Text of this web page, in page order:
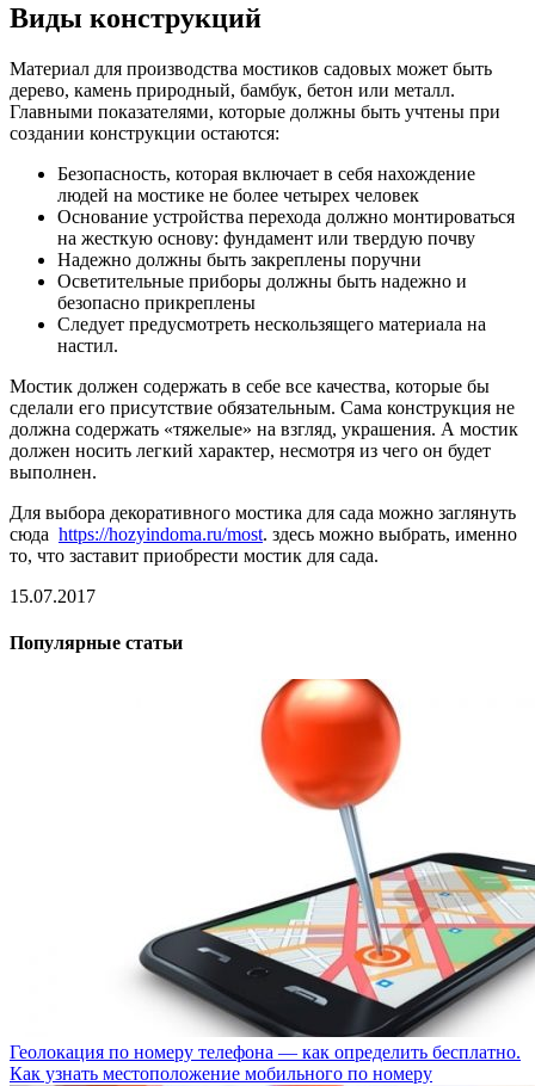
Виды конструкций
Материал для производства мостиков садовых может быть
дерево, камень природный, бамбук, бетон или металл.
Главными показателями, которые должны быть учтены при
создании конструкции остаются:
Безопасность, которая включает в себя нахождение
людей на мостике не более четырех человек
Основание устройства перехода должно монтироваться
на жесткую основу: фундамент или твердую почву
Надежно должны быть закреплены поручни
Осветительные приборы должны быть надежно и
безопасно прикреплены
Следует предусмотреть нескользящего материала на
настил.
Мостик должен содержать в себе все качества, которые бы
сделали его присутствие обязательным. Сама конструкция не
должна содержать «тяжелые» на взгляд, украшения. А мостик
должен носить легкий характер, несмотря из чего он будет
выполнен.
Для выбора декоративного мостика для сада можно заглянуть
сюда https://hozyindoma.ru/most. здесь можно выбрать, именно
то, что заставит приобрести мостик для сада.
15.07.2017
Популярные статьи
Геолокация по номеру телефона — как определить бесплатно.
Как узнать местоположение мобильного по номеру